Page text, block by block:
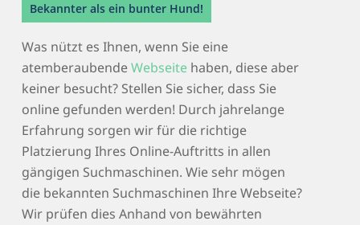
Bekannter als ein bunter Hund!
Was nützt es Ihnen, wenn Sie eine
atemberaubendeWebseitehaben, diese aber
keiner besucht? Stellen Sie sicher, dass Sie
online gefunden werden! Durch jahrelange
Erfahrung sorgen wir für die richtige
Platzierung Ihres Online-Auftritts in allen
gängigen Suchmaschinen. Wie sehr mögen
die bekannten Suchmaschinen Ihre Webseite?
Wir prüfen dies Anhand von bewährten